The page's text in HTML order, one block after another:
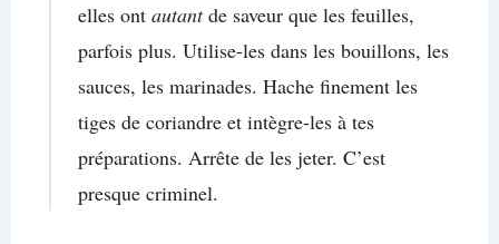
elles ont autantde saveur que les feuilles,
parfois plus. Utilise-les dans les bouillons, les
sauces, les marinades. Hache finement les
tiges de coriandre et intègre-les à tes
préparations. Arrête de les jeter. C’est
presque criminel.